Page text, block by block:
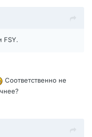
FSY.
Соответственно не